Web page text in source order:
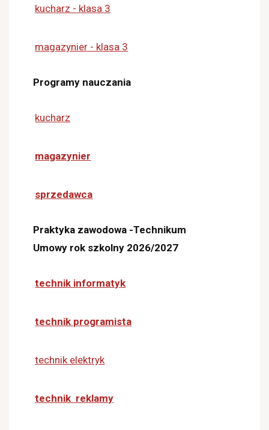
kucharz - klasa 3
magazynier - klasa 3
Programy nauczania
kucharz
magazynier
sprzedawca
Praktyka zawodowa -Technikum
Umowy rok szkolny 2026/2027
technik informatyk
technik programista
technik elektryk
technik reklamy